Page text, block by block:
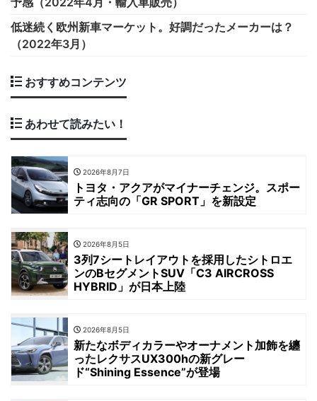
低迷続く欧州新車マーケット。好調だったメーカーは？
（2022年3月）
おすすめコンテンツ
あわせて読みたい！
2026年8月7日
トヨタ・アクアがマイナーチェンジ。スポー
ティ志向の「GR SPORT」を新設定
2026年8月5日
3列7シートレイアウトを採用したシトロエ
ンのBセグメントSUV「C3 AIRCROSS
HYBRID」が日本上陸
2026年8月5日
新たなボディカラーやオーナメント加飾を纏
ったレクサスUX300hの新グレー
ド“Shining Essence”が登場